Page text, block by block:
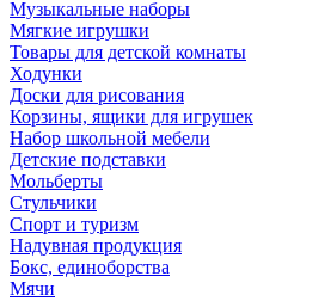
Музыкальные наборы
Мягкие игрушки
Товары для детской комнаты
Ходунки
Доски для рисования
Корзины, ящики для игрушек
Набор школьной мебели
Детские подставки
Мольберты
Стульчики
Спорт и туризм
Надувная продукция
Бокс, единоборства
Мячи